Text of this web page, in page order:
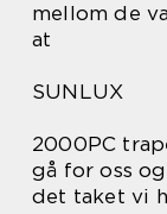
mellom de
at
SUNLUX
2000PC
gå for oss
det taket vi